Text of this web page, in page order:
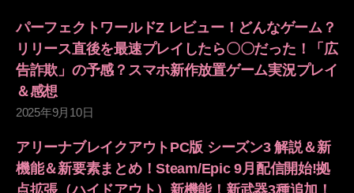
パーフェクトワールドZ レビュー！どんなゲーム？
リリース直後を最速プレイしたら〇〇だった！「広
告詐欺」の予感？スマホ新作放置ゲーム実況プレイ
＆感想
2025年9月10日
アリーナブレイクアウトPC版 シーズン3 解説＆新
機能＆新要素まとめ！Steam/Epic 9月配信開始!拠
点拡張（ハイドアウト）新機能！新武器3種追加！